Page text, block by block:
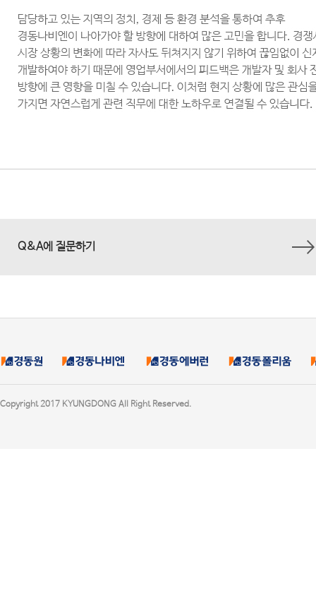
Q&A에 질문하기
Copyright 2017 KYUNGDONG All Right Reserved.